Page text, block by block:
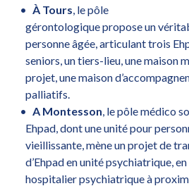
À Tours , le pôle
gérontologique propose un
personne âgée, articulant trois
seniors, un tiers-lieu, une maison
projet, une maison
palliatifs.
A Montesson , le pôle médico
Ehpad, dont une unité pour
vieillissante, mène un projet de
d’Ehpad en unité psychiatrique,
hospitalier psychiatrique à